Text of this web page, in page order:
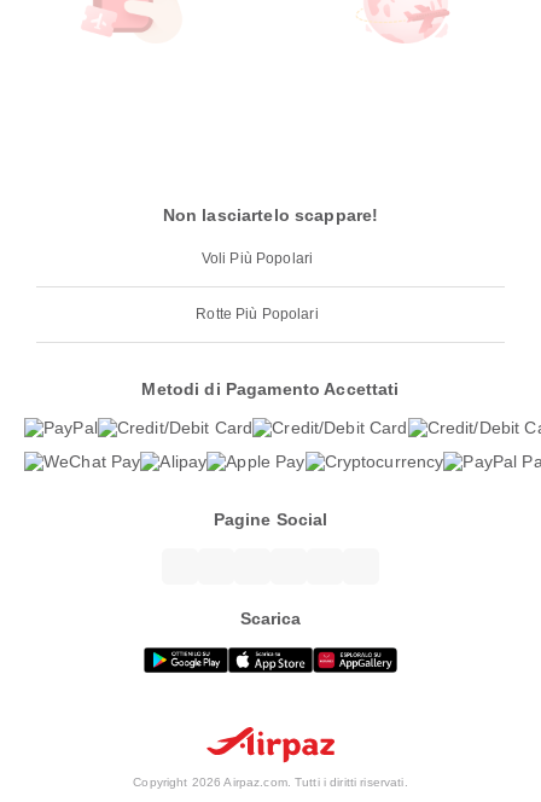
Non lasciartelo scappare!
Voli Più Popolari
Rotte Più Popolari
Metodi di Pagamento Accettati
Pagine Social
Scarica
Copyright 2026 Airpaz.com. Tutti i diritti riservati.